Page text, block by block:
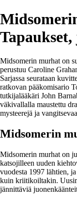
Midsomerin murhat on
perustuu Caroline
Sarjassa seurataan
ratkovan pääkomisario
tutkijalääkäri John
väkivallalla maustettu
mysteerejä ja
Midsomerin
Midsomerin murhat on
katsojilleen uuden
vuodesta 1997 lähtien,
kuin kriitikoiltakin.
jännittäviä